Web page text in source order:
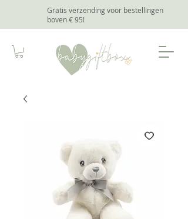
Gratis verzending voor bestellingen
boven € 95!